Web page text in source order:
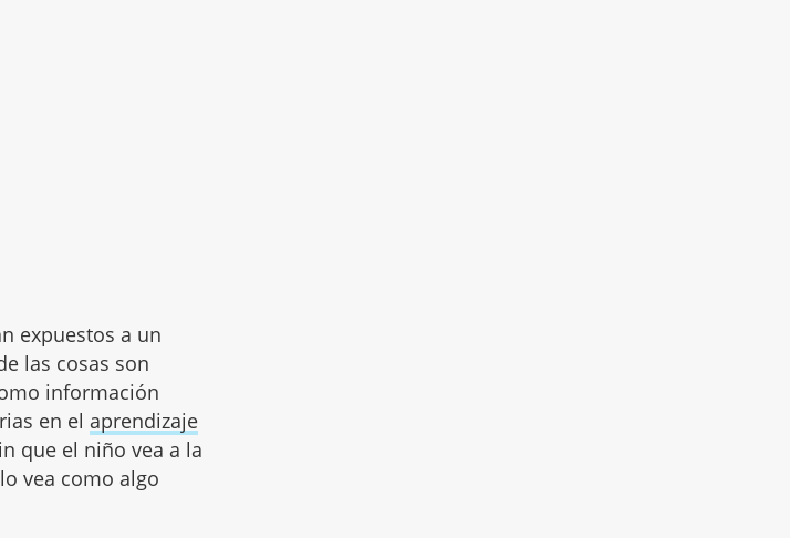
expuestos a un
las cosas son
información
en el aprendizaje
que el niño vea a la
vea como algo